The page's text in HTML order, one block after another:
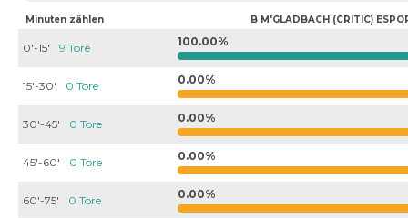
Minuten zählen B M'GLADBACH (CRITIC)
0'-15' 9 Tore 100.00%
15'-30' 0 Tore 0.00%
30'-45' 0 Tore 0.00%
45'-60' 0 Tore 0.00%
60'-75' 0 Tore 0.00%